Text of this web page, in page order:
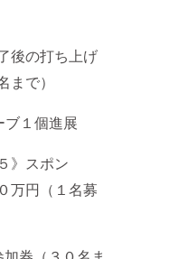
後の打ち上げ
まで）
ブ１個進展
》スポン
万円（１名募